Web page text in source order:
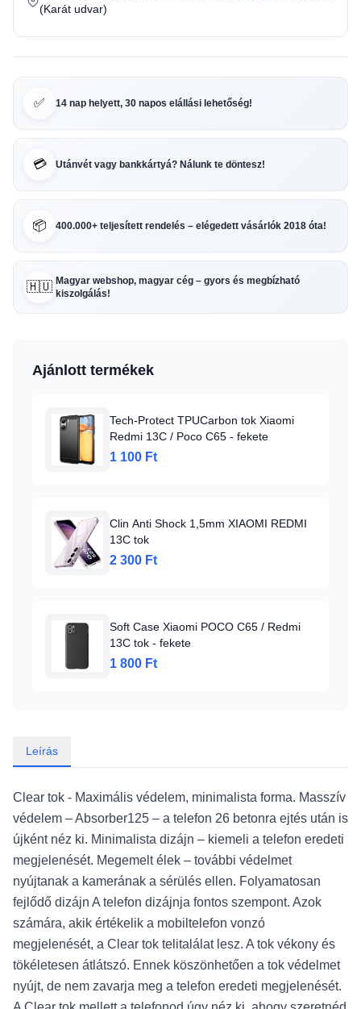
(Karát udvar)
✅ 14 nap helyett, 30 napos elállási lehetőség!
💳 Utánvét vagy bankkártyá? Nálunk te döntesz!
📦 400.000+ teljesített rendelés – elégedett vásárlók 2018 óta!
🇭🇺 Magyar webshop, magyar cég – gyors és megbízható
kiszolgálás!
Ajánlott termékek
Tech-Protect TPUCarbon tok Xiaomi
Redmi 13C / Poco C65 - fekete
1 100 Ft
Clin Anti Shock 1,5mm XIAOMI REDMI
13C tok
2 300 Ft
Soft Case Xiaomi POCO C65 / Redmi
13C tok - fekete
1 800 Ft
Leírás
Clear tok - Maximális védelem, minimalista forma. Masszív
védelem – Absorber125 – a telefon 26 betonra ejtés után is
újként néz ki. Minimalista dizájn – kiemeli a telefon eredeti
megjelenését. Megemelt élek – további védelmet
nyújtanak a kamerának a sérülés ellen. Folyamatosan
fejlődő dizájn A telefon dizájnja fontos szempont. Azok
számára, akik értékelik a mobiltelefon vonzó
megjelenését, a Clear tok telitalálat lesz. A tok vékony és
tökéletesen átlátszó. Ennek köszönhetően a tok védelmet
nyújt, de nem zavarja meg a telefon eredeti megjelenését.